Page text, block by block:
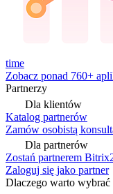
time
Zobacz ponad 760+
Partnerzy
Dla klientów
Katalog partnerów
Zamów osobistą
Dla partnerów
Zostań partnerem
Zaloguj się jako partner
Dlaczego warto